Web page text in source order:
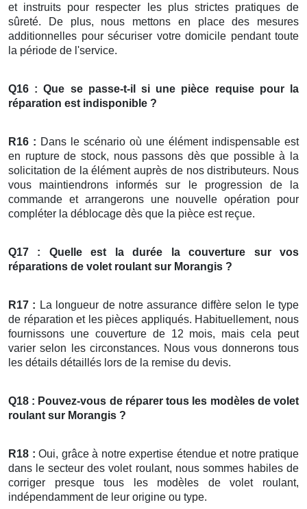
et instruits pour respecter les plus strictes pratiques de
sûreté. De plus, nous mettons en place des mesures
additionnelles pour sécuriser votre domicile pendant toute
la période de l'service.
Q16 : Que se passe-t-il si une pièce requise pour la
réparation est indisponible ?
R16 : Dans le scénario où une élément indispensable est
en rupture de stock, nous passons dès que possible à la
solicitation de la élément auprès de nos distributeurs. Nous
vous maintiendrons informés sur le progression de la
commande et arrangerons une nouvelle opération pour
compléter la déblocage dès que la pièce est reçue.
Q17 : Quelle est la durée la couverture sur vos
réparations de volet roulant sur Morangis ?
R17 : La longueur de notre assurance diffère selon le type
de réparation et les pièces appliqués. Habituellement, nous
fournissons une couverture de 12 mois, mais cela peut
varier selon les circonstances. Nous vous donnerons tous
les détails détaillés lors de la remise du devis.
Q18 : Pouvez-vous de réparer tous les modèles de volet
roulant sur Morangis ?
R18 : Oui, grâce à notre expertise étendue et notre pratique
dans le secteur des volet roulant, nous sommes habiles de
corriger presque tous les modèles de volet roulant,
indépendamment de leur origine ou type.